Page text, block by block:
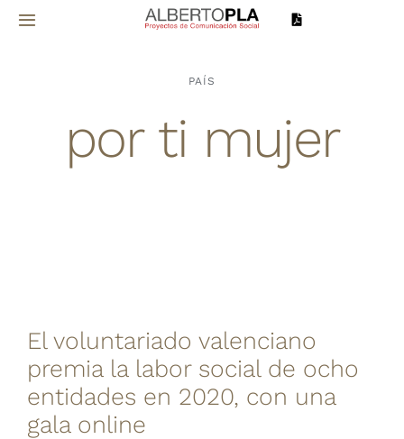
Saltar
Toggle
Inicio
Sobre mí
Contacto
PAÍS
por ti mujer
El voluntariado valenciano
premia la labor social de ocho
entidades en 2020, con una
gala online